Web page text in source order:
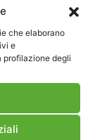
che elaborano
e
profilazione degli